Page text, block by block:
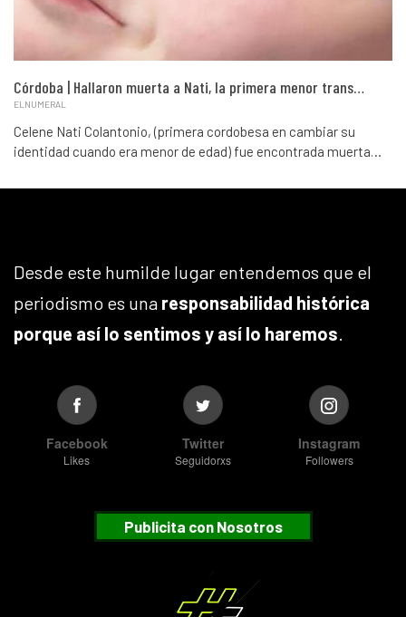
Córdoba | Hallaron muerta a Nati, la primera menor trans…
ELNUMERAL
Celene Nati Colantonio, (primera cordobesa en cambiar su
identidad cuando era menor de edad) fue encontrada muerta…
Desde este humilde lugar entendemos que el
periodismo es una responsabilidad histórica
porque así lo sentimos y así lo haremos.
Facebook
Likes
Twitter
Seguidorxs
Instagram
Followers
Publicita con Nosotros